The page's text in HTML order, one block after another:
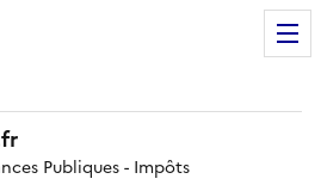
Publiques - Impôts